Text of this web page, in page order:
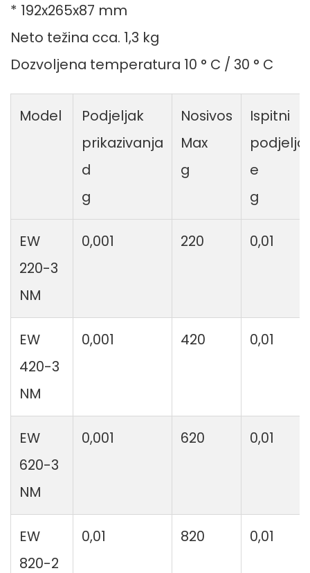
* 192x265x87 mm
Neto težina cca. 1,3 kg
Dozvoljena temperatura 10 ° C / 30 ° C
Model
Podjeljak
prikazivanja
d
g
Nosivos
Max
g
Ispitni
e
g
EW
220-3
NM
0,001 220 0,01
EW
420-3
NM
0,001 420 0,01
EW
620-3
NM
0,001 620 0,01
EW
820-2
0,01 820 0,01